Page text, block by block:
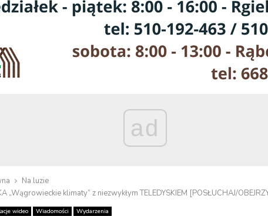
ad
Na luzie
„Wągrowieckie klimaty” z niezwykłym TELEDYSKIEM [POSŁUCHAJ/
wideo Wiadomości Wydarzenia